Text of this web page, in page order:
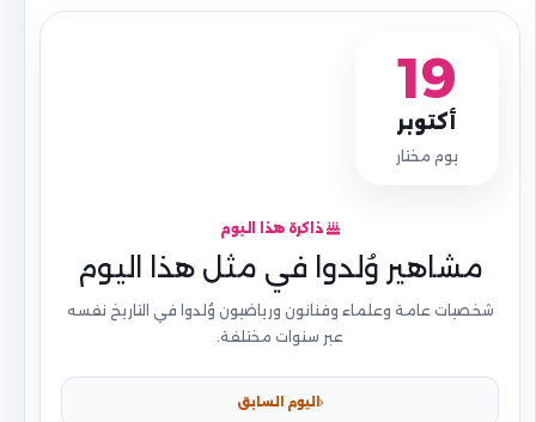
19
أكتوبر
يوم مختار
ذاكرة هذا اليوم
مشاهير وُلدوا في مثل هذا اليوم
شخصيات عامة وعلماء وفنانون ورياضيون وُلدوا في التاريخ نفسه
عبر سنوات مختلفة.
اليوم السابق